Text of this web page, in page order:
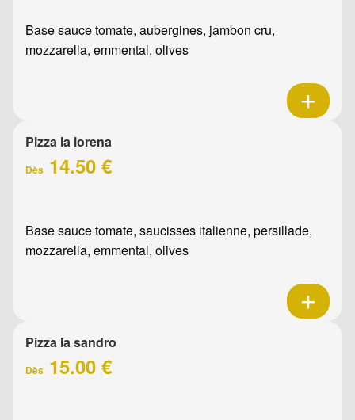
Base sauce tomate, aubergines, jambon cru,
mozzarella, emmental, olives
Pizza la lorena
Dès 14.50 €
Base sauce tomate, saucisses italienne, persillade,
mozzarella, emmental, olives
Pizza la sandro
Dès 15.00 €